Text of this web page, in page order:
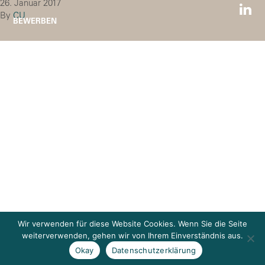
26. Januar 2017
By CU
BEWERBEN
Wir verwenden für diese Website Cookies. Wenn Sie die Seite
weiterverwenden, gehen wir von Ihrem Einverständnis aus.
Okay
Datenschutzerklärung